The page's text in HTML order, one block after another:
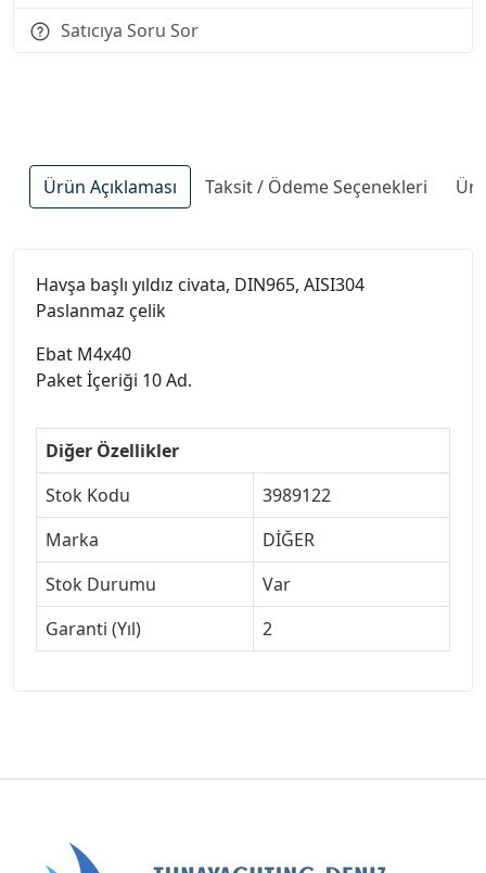
Satıcıya Soru Sor
Ürün Açıklaması Taksit / Ödeme Seçenekleri
Havşa başlı yıldız civata, DIN965, AISI304
Paslanmaz çelik
Ebat M4x40
Paket İçeriği 10 Ad.
Diğer Özellikler
Stok Kodu
3989122
Marka
DİĞER
Stok Durumu
Var
Garanti (Yıl)
2